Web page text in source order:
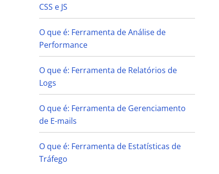
CSS e JS
O que é: Ferramenta de Análise de
Performance
O que é: Ferramenta de Relatórios de
Logs
O que é: Ferramenta de Gerenciamento
de E-mails
O que é: Ferramenta de Estatísticas de
Tráfego